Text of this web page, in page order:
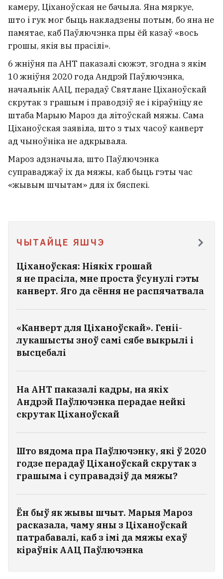
камеру, Ціханоўская не бачыла. Яна мяркуе,
што і гук мог быць накладзены потым, бо яна не
памятае, каб Паўлючэнка пры ёй казаў «вось
грошы, якія вы прасілі».
6 жніўня па АНТ паказалі сюжэт, згодна з якім
10 жніўня 2020 года Андрэй Паўлючэнка,
начальнік ААЦ, перадаў Святлане Ціханоўскай
скрутак з грашым і праводзіў яе і кіраўніцу яе
штаба Марыю Мароз да літоўскай мяжы. Сама
Ціханоўская заявіла, што з тых часоў канверт
ад чыноўніка не адкрывала.
Мароз адзначыла, што Паўлючэнка
суправаджаў іх да мяжы, каб быць гэты час
«жывым шчытам» для іх бяспекі.
ЧЫТАЙЦЕ ЯШЧЭ
Ціханоўская: Ніякіх грошай
я не прасіла, мне проста ўсунулі гэты
канверт. Яго да сёння не распячатвала
«Канверт для Ціханоўскай». Геніі-
лукашысты зноў самі сябе выкрылі і
высцебалі
На АНТ паказалі кадры, на якіх
Андрэй Паўлючэнка перадае нейкі
скрутак Ціханоўскай
Што вядома пра Паўлючэнку, які ў 2020
годзе перадаў Ціханоўскай скрутак з
грашыма і суправадзіў да мяжы?
Ён быў як жывы шчыт. Марыя Мароз
расказала, чаму яны з Ціханоўскай
патрабавалі, каб з імі да мяжы ехаў
кіраўнік ААЦ Паўлючэнка
Статкевіч — амерыканскаму дыпламату
на мяжы: Вам патрэбны толькі добры
піяр, а я дзеля гэтага павінен адмовіцца
ад радзімы?
21
У Варшаве абрабавалі і спрабавалі
скрасці беларуса, калі ён клаў грошы на
рахунак
21
У Мазыры проста пекла. Там ужо +35°C
назваў супрацоўніка ФСБ «тупым,
неразвітым чалавекам». А пасля
Зладзіла дзень нараджэння для
дарагога сабакі мальтыпу,
марыць пра ўнукаў: як цяпер
жыве Анжаліка Агурбаш
4
Статкевіч: Усе спробы выціснуць
мяне з Беларусі былі марныя. Я не
пакіну краіну
17